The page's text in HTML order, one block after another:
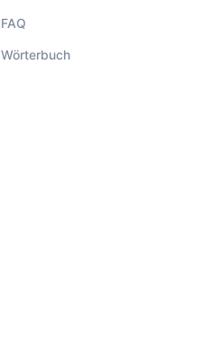
FAQ
Wörterbuch